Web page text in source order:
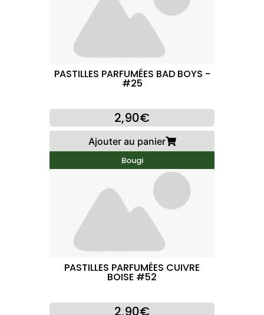
PASTILLES PARFUMÉES BAD BOYS -
#25
2,90€
Ajouter au panier
Bougi
PASTILLES PARFUMÉES CUIVRE
BOISE #52
2,90€